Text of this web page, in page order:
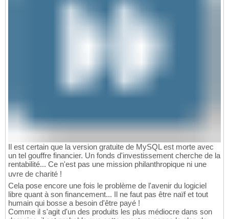
Il est certain que la version gratuite de MySQL est morte avec
un tel gouffre financier. Un fonds d'investissement cherche de la
rentabilité... Ce n'est pas une mission philanthropique ni une
uvre de charité !
Cela pose encore une fois le problème de l'avenir du logiciel
libre quant à son financement... Il ne faut pas être naïf et tout
humain qui bosse a besoin d'être payé !
Comme il s'agit d'un des produits les plus médiocre dans son